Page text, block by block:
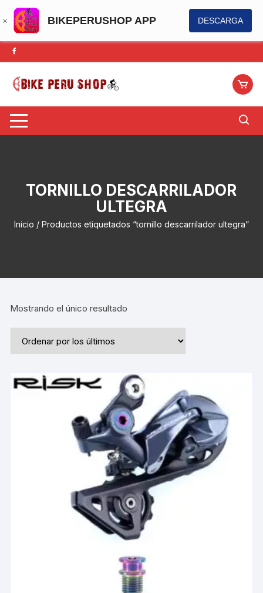
BIKEPERUSHOP APP DESCARGA
Saltar
al
contenido
TORNILLO DESCARRILADOR
ULTEGRA
Inicio / Productos etiquetados “tornillo descarrilador ultegra”
Mostrando el único resultado